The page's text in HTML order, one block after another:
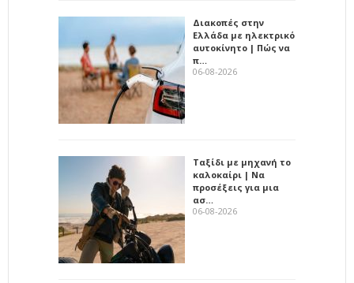
Διακοπές στην
Ελλάδα με ηλεκτρικό
αυτοκίνητο | Πώς να
π…
06-08-2026
Ταξίδι με μηχανή το
καλοκαίρι | Να
προσέξεις για μια
ασ…
06-08-2026